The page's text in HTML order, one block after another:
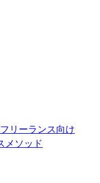
リーランス向け
メソッド